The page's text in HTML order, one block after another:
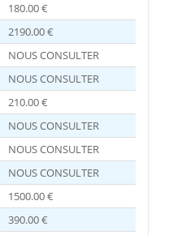
180.00 €
2190.00 €
NOUS CONSULTER
NOUS CONSULTER
210.00 €
NOUS CONSULTER
NOUS CONSULTER
NOUS CONSULTER
1500.00 €
390.00 €